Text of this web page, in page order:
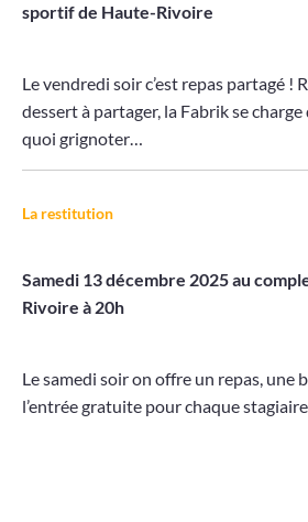
sportif de Haute-Rivoire
Le vendredi soir c’est repas partagé !
dessert à partager, la Fabrik se
quoi grignoter…
La restitution
Samedi 13 décembre 2025 au
Rivoire à 20h
Le samedi soir on offre un repas, une
l’entrée gratuite pour chaque